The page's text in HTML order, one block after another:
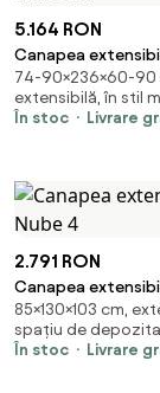
5.164 RON
Canapea
24
74-90×236×60-90
extensibilă, în stil
În stoc
Livrare
2.791 RON
Canapea
4
85×130×103 cm,
spațiu de
În stoc
Livrare